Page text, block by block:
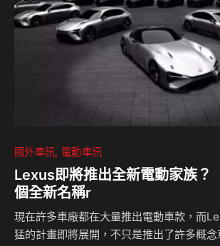
國外車訊 電動車訊
Lexus即將推出全新電動家族
個全新名稱r
現在許多車廠都在大量推出電動車款，而
猛的計畫即將展開，不只是推出了許多概